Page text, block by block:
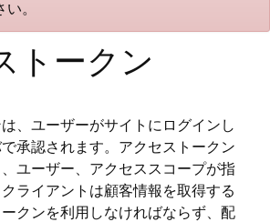
。
トークン
、ユーザーがサイトにログインし
承認されます。アクセストークン
ユーザー、アクセススコープが指
ライアントは顧客情報を取得する
クンを利用しなければならず、配